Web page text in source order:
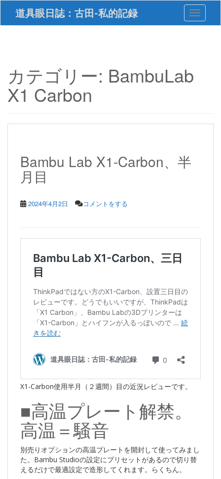
i
道具眼日誌：古田-私的記録 Toggle
カテゴリー: BambuLab
X1 Carbon
Bambu Lab X1-Carbon、半
月目
2024年4月2日 コメントをする
X1-Carbon使用半月（２週間）目の近況レビューです。
■高温プレート解禁。
高温＝騒音
別売りオプションの高温プレートを開封して使ってみまし
た。Bambu Studioの設定にプリセットがあるので切り替
えるだけで最適設定で造形してくれます。らくちん。